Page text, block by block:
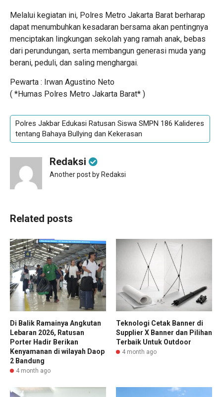
Melalui kegiatan ini, Polres Metro Jakarta Barat berharap
dapat menumbuhkan kesadaran bersama akan pentingnya
menciptakan lingkungan sekolah yang ramah anak, bebas
dari perundungan, serta membangun generasi muda yang
berani, peduli, dan saling menghargai.
Pewarta : Irwan Agustino Neto
( *Humas Polres Metro Jakarta Barat* )
Polres Jakbar Edukasi Ratusan Siswa SMPN 186 Kalideres
tentang Bahaya Bullying dan Kekerasan
Redaksi
Another post by Redaksi
Related posts
Di Balik Ramainya Angkutan
Lebaran 2026, Ratusan
Porter Hadir Berikan
Kenyamanan di wilayah Daop
2 Bandung
4 month ago
Teknologi Cetak Banner di
Supplier X Banner dan Pilihan
Terbaik Untuk Outdoor
4 month ago